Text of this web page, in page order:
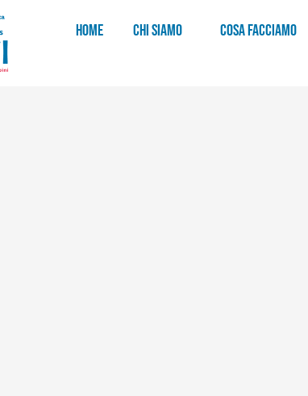
HOME CHI SIAMO COSA FACCIAMO